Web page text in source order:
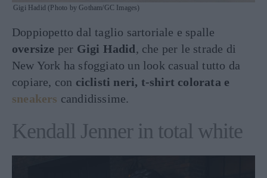
Gigi Hadid (Photo by Gotham/GC Images)
Doppiopetto dal taglio sartoriale e spalle
oversize per Gigi Hadid, che per le strade di
New York ha sfoggiato un look casual tutto da
copiare, con ciclisti neri, t-shirt colorata e
sneakers candidissime.
Kendall Jenner in total white